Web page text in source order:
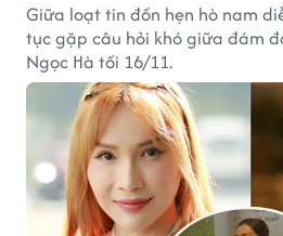
Giữa loạt tin đồn hẹn hò nam
tục gặp câu hỏi khó giữa đám
Ngọc Hà tối 16/11.